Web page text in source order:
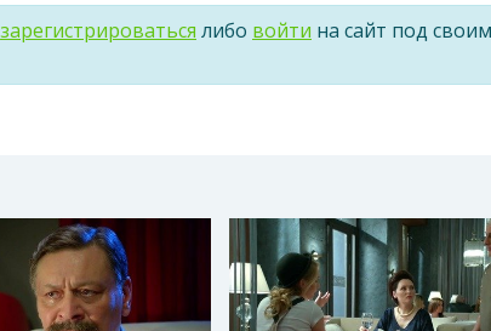
зарегистрироваться либо войти на сайт под своим